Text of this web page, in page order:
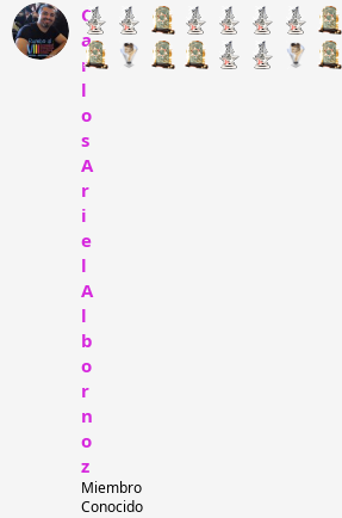
C
a
r
l
o
s
A
r
i
e
l
A
l
b
o
r
n
o
z
Miembro
Conocido